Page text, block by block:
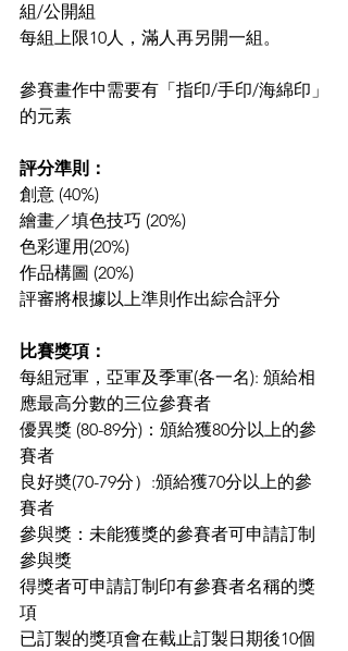
組/公開組
每組上限10人，滿人再另開一組。
參賽畫作中需要有「指印/手印/海綿印」
的元素
評分準則：
創意 (40%)
繪畫／填色技巧 (20%)
色彩運用(20%)
作品構圖 (20%)
評審將根據以上準則作出綜合評分
比賽獎項：
每組冠軍，亞軍及季軍(各一名): 頒給相
應最高分數的三位參賽者
優異獎 (80-89分)：頒給獲80分以上的參
賽者
良好奬(70-79分）:頒給獲70分以上的參
賽者
參與獎：未能獲獎的參賽者可申請訂制
參與獎
得獎者可申請訂制印有參賽者名稱的獎
項
已訂製的獎項會在截止訂製日期後10個